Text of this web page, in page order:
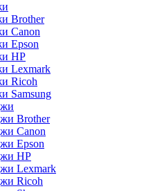
Brother
Canon
Epson
HP
Lexmark
Ricoh
Samsung
Brother
Canon
Epson
HP
Lexmark
Ricoh